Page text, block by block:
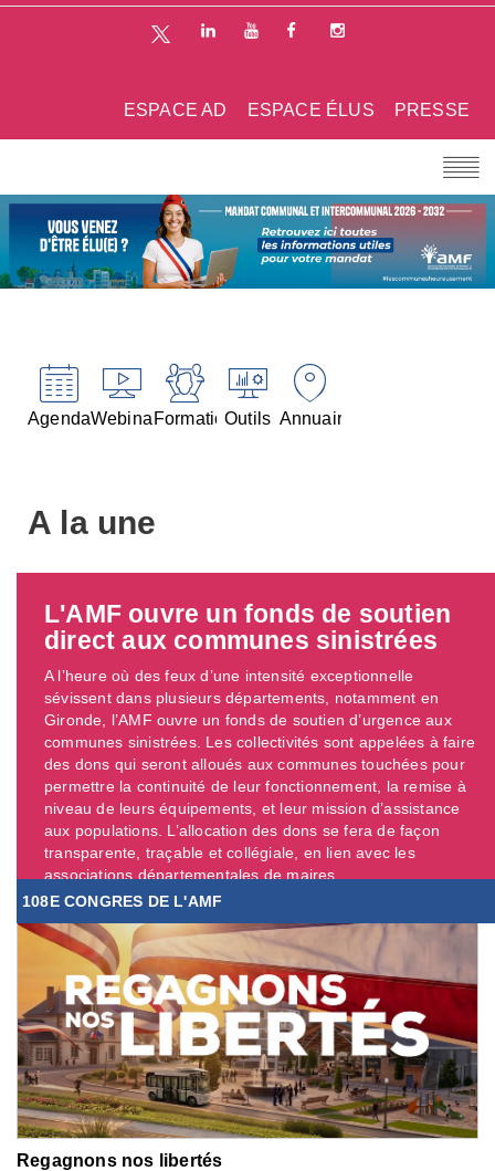
PRESSE
ESPACE ÉLUS
ESPACE AD
AgendaWebinairesFormationsOutils Annuaires
A la une
L'AMF ouvre un fonds de soutien
direct aux communes sinistrées
A l’heure où des feux d’une intensité exceptionnelle
sévissent dans plusieurs départements, notamment en
Gironde, l’AMF ouvre un fonds de soutien d’urgence aux
communes sinistrées. Les collectivités sont appelées à faire
des dons qui seront alloués aux communes touchées pour
permettre la continuité de leur fonctionnement, la remise à
niveau de leurs équipements, et leur mission d’assistance
aux populations. L’allocation des dons se fera de façon
transparente, traçable et collégiale, en lien avec les
associations départementales de maires. ...
108E CONGRES DE L'AMF
Regagnons nos libertés